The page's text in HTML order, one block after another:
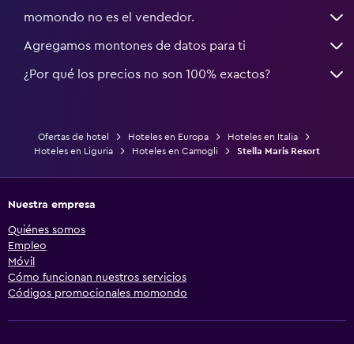
momondo no es el vendedor.
Agregamos montones de datos para ti
¿Por qué los precios no son 100% exactos?
Ofertas de hotel Hoteles en Europa
Hoteles en Italia
Hoteles en Liguria
Hoteles en Camogli Stella Maris Resort
Nuestra empresa
Quiénes somos
Empleo
Móvil
Cómo funcionan nuestros servicios
Códigos promocionales momondo